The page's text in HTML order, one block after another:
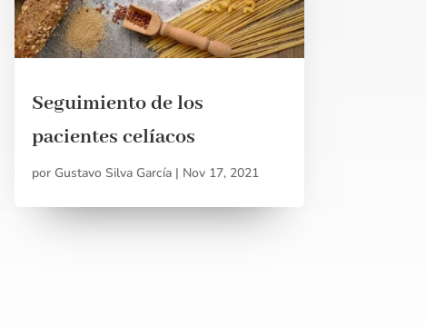
Seguimiento de los
pacientes celíacos
por Gustavo Silva García| Nov 17, 2021